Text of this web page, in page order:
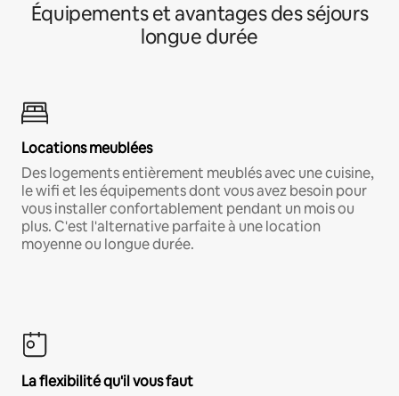
Équipements et avantages des séjours
longue durée
Locations meublées
Des logements entièrement meublés avec une cuisine,
le wifi et les équipements dont vous avez besoin pour
vous installer confortablement pendant un mois ou
plus. C'est l'alternative parfaite à une location
moyenne ou longue durée.
La flexibilité qu'il vous faut